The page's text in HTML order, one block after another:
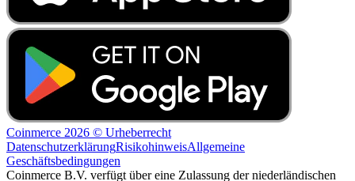
Coinmerce 2026 © Urheberrecht
DatenschutzerklärungRisikohinweisAllgemeine
Geschäftsbedingungen
Coinmerce B.V. verfügt über eine Zulassung der niederländischen